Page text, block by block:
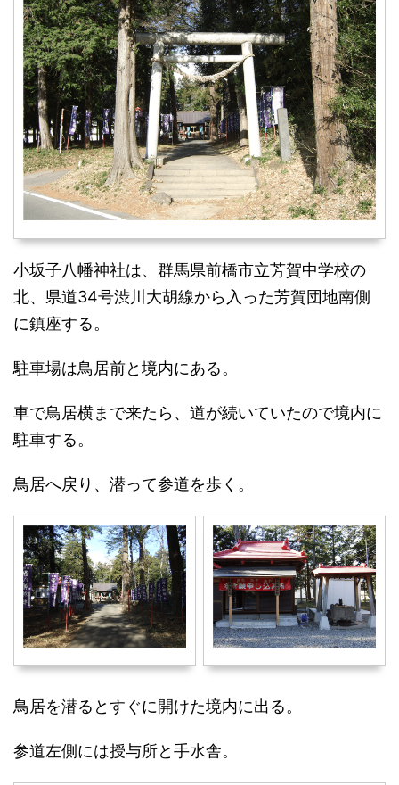
小坂子八幡神社は、群馬県前橋市立芳賀中学校の
北、県道34号渋川大胡線から入った芳賀団地南側
に鎮座する。
駐車場は鳥居前と境内にある。
車で鳥居横まで来たら、道が続いていたので境内に
駐車する。
鳥居へ戻り、潜って参道を歩く。
鳥居を潜るとすぐに開けた境内に出る。
参道左側には授与所と手水舎。